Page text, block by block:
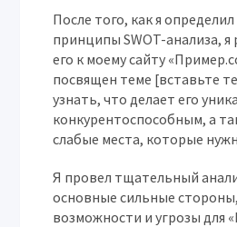
После того, как я
принципы SWOT-анализа,
его к моему сайту
посвящен теме [вставьте
узнать, что делает его
конкурентоспособным, а
слабые места, которые
Я провел тщательный
основные сильные
возможности и угрозы для